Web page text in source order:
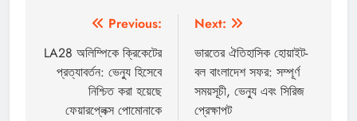
ন্যাভিগেশন
Previous:
LA28 অলিম্পিকে ক্রিকেটের
প্রত্যাবর্তন: ভেন্যু হিসেবে
নিশ্চিত করা হয়েছে
ফেয়ারপ্লেক্স পোমোনাকে
Next:
ভারতের ঐতিহাসিক হোয়াইট-
বল বাংলাদেশ সফর: সম্পূর্ণ
সময়সূচী, ভেন্যু এবং সিরিজ
প্রেক্ষাপট